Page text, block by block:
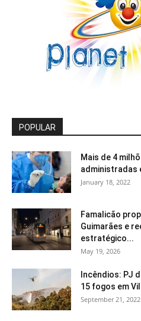
POPULAR
Mais de 4
administradas
January 18, 2022
Famalicão
Guimarães e
estratégico...
May 19, 2026
Incêndios: PJ
15 fogos em
September 21, 2022